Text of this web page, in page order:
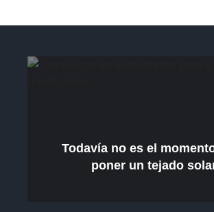
Todavía no es el
poner un tejado